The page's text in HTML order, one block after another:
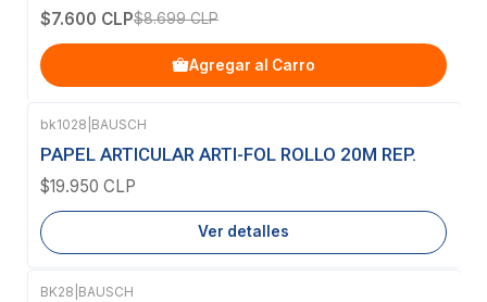
$7.600 CLP$8.699 CLP
Agregar al Carro
Agotado
bk1028 BAUSCH
PAPEL ARTICULAR ARTI-FOL ROLLO 20M REP.
$19.950 CLP
Ver detalles
BK28 BAUSCH